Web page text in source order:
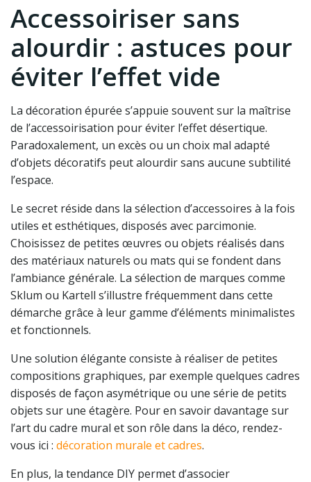
Accessoiriser sans
alourdir : astuces pour
éviter l’effet vide
La décoration épurée s’appuie souvent sur la maîtrise
de l’accessoirisation pour éviter l’effet désertique.
Paradoxalement, un excès ou un choix mal adapté
d’objets décoratifs peut alourdir sans aucune subtilité
l’espace.
Le secret réside dans la sélection d’accessoires à la fois
utiles et esthétiques, disposés avec parcimonie.
Choisissez de petites œuvres ou objets réalisés dans
des matériaux naturels ou mats qui se fondent dans
l’ambiance générale. La sélection de marques comme
Sklum ou Kartell s’illustre fréquemment dans cette
démarche grâce à leur gamme d’éléments minimalistes
et fonctionnels.
Une solution élégante consiste à réaliser de petites
compositions graphiques, par exemple quelques cadres
disposés de façon asymétrique ou une série de petits
objets sur une étagère. Pour en savoir davantage sur
l’art du cadre mural et son rôle dans la déco, rendez-
vous ici : décoration murale et cadres.
En plus, la tendance DIY permet d’associer